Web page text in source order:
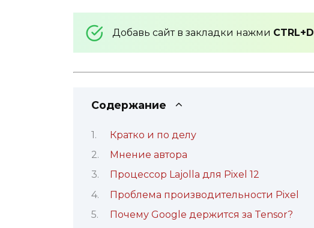
Добавь сайт в закладки нажми CTRL+D
Содержание
Кратко и по делу
Мнение автора
Процессор Lajolla для Pixel 12
Проблема производительности Pixel
Почему Google держится за Tensor?